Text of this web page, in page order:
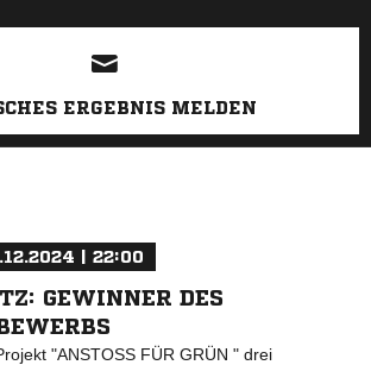
ERGEBNIS MELDEN
| 22:00
GEWINNER DES
"ANSTOSS FÜR GRÜN " drei